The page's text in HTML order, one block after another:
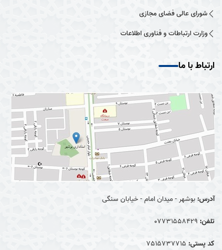
شورای عالی فضای مجازی
وزارت ارتباطات و فناوری اطلاعات
ارتباط با ما
آدرس: بوشهر - میدان امام - خیابان سنگی
تلفن: 07731558429
کد پستی: 7515737715